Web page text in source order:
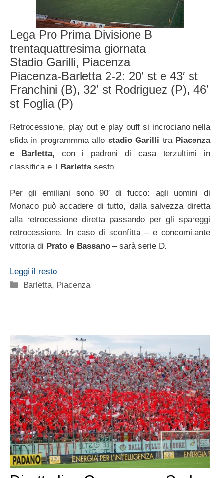
Lega Pro Prima Divisione B
trentaquattresima giornata
Stadio Garilli, Piacenza
Piacenza-Barletta 2-2: 20′ st e 43′ st
Franchini (B), 32′ st Rodriguez (P), 46′
st Foglia (P)
Retrocessione, play out e play ouff si incrociano nella
sfida in programmma allo stadio Garilli tra Piacenza
e Barletta, con i padroni di casa terzultimi in
classifica e il
Barlettasesto.
Per gli emiliani sono 90′ di fuoco: agli uomini di
Monaco può accadere di tutto, dalla salvezza diretta
alla retrocessione diretta passando per gli spareggi
retrocessione. In caso di sconfitta – e concomitante
vittoria di Prato e Bassano – sarà serie D.
Leggi il resto
Categorie
Barletta, Piacenza